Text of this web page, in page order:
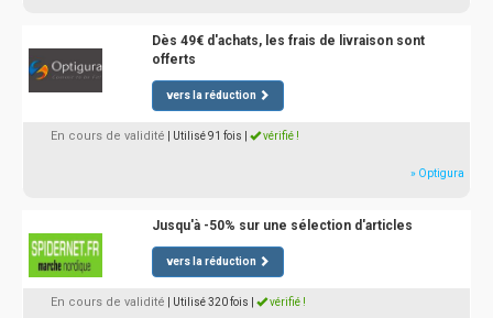
Dès 49€ d'achats, les frais de livraison sont
offerts
vers la réduction
En cours de validité | Utilisé 91 fois vérifié !
» Optigura
Jusqu'à -50% sur une sélection d'articles
vers la réduction
En cours de validité | Utilisé 320 fois vérifié !